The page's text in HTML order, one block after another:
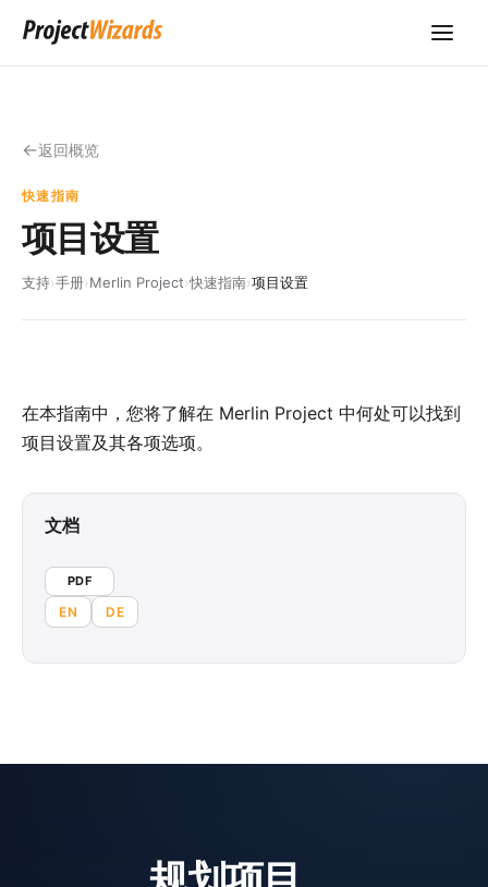
返回概览
快速指南
项目设置
支持›手册›Merlin Project›快速指南›项目设置
在本指南中，您将了解在 Merlin Project 中何处可以找到
项目设置及其各项选项。
文档
PDF
EN DE